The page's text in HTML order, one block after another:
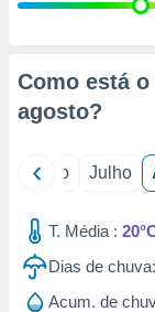
estudos
Como está
agosto?
Junho Julho
T. Média :
Dias de chuva:
Acum. de